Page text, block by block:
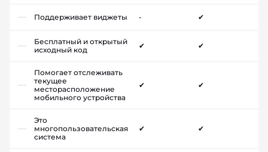
Поддерживает виджеты - ✔
Бесплатный и открытый
исходный код
✔ ✔
Помогает отслеживать
текущее
месторасположение
мобильного устройства
✔ ✔
Это
многопользовательская
система
✔ ✔